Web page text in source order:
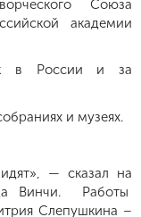
Союза
академии
в России и за
и музеях.
— сказал на
Винчи. Работы
Слепушкина –